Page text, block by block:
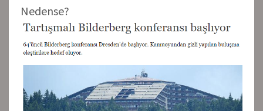
Nedense?